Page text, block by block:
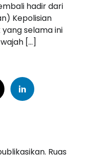
hadir dari
Kepolisian
yang selama ini
[…]
Ruas